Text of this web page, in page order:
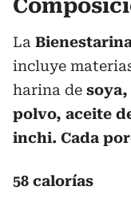
La
incluye
harina de
polvo, aceite
inchi. Cada
58 calorías